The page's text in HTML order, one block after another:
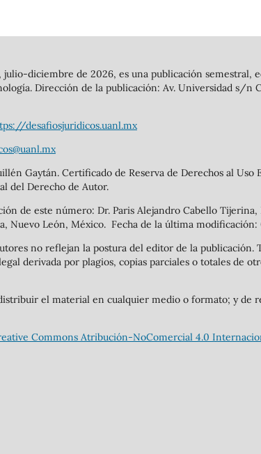
julio-diciembre de 2026, es una publicación
Dirección de la publicación: Av. Universidad s/n
desafiosjuridicos.uanl.mx
Gaytán. Certificado de Reserva de Derechos al
del Derecho de Autor.
de este número: Dr. Paris Alejandro Cabello
Nuevo León, México. Fecha de la última
no reflejan la postura del editor de la
derivada por plagios, copias parciales o totales de
el material en cualquier medio o formato; y
Commons Atribución-NoComercial 4.0